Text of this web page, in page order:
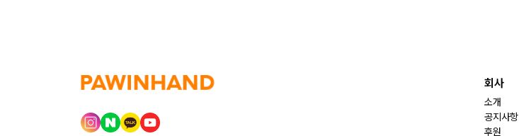
회사
소개
공지사항
후원